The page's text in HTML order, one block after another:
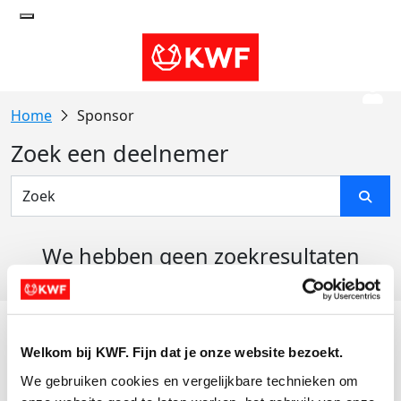
Welkom bij KWF. Fijn dat je onze website bezoekt.
We gebruiken cookies en vergelijkbare technieken om
Sponsor
Zoek een deelnemer
We hebben geen zoekresultaten
Actiematerialen
Evenementen